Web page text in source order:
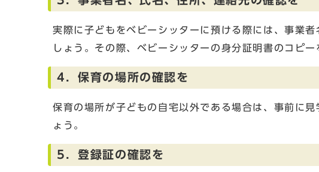
実際に子どもをベビーシッターに預ける際には、事業
しょう。その際、ベビーシッターの身分証明書のコピー
4．保育の場所の確認を
保育の場所が子どもの自宅以外である場合は、事前に
ょう。
5．登録証の確認を